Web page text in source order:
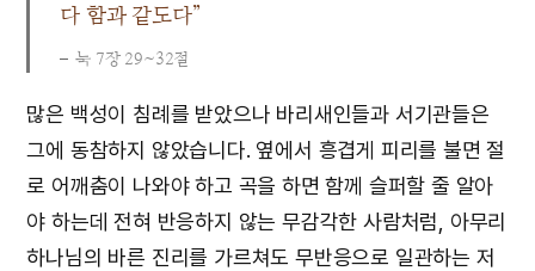
다 함과 같도다”
눅 7장 29~32절
많은 백성이 침례를 받았으나 바리새인들과 서기관들은
그에 동참하지 않았습니다. 옆에서 흥겹게 피리를 불면 절
로 어깨춤이 나와야 하고 곡을 하면 함께 슬퍼할 줄 알아
야 하는데 전혀 반응하지 않는 무감각한 사람처럼, 아무리
하나님의 바른 진리를 가르쳐도 무반응으로 일관하는 저